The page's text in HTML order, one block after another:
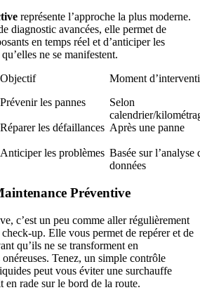
représente l’approche la plus moderne.
diagnostic avancées, elle permet de
en temps réel et d’anticiper les
ne se manifestent.
Objectif
Moment
Prévenir les pannes
Selon
calendrier/
Réparer les défaillances Après une panne
Anticiper les problèmes Basée sur l’analyse
données
Préventive
c’est un peu comme aller régulièrement
up. Elle vous permet de repérer et de
qu’ils ne se transforment en
Tenez, un simple contrôle
peut vous éviter une surchauffe
en rade sur le bord de la route.